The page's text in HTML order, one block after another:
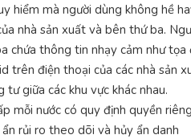
hiểm mà người dùng không hề
nhà sản xuất và bên thứ ba.
chứa thông tin nhạy cảm như tọa
trên điện thoại của các nhà sản
giữa các khu vực khác nhau.
mỗi nước có quy định quyền
rủi ro theo dõi và hủy ẩn danh